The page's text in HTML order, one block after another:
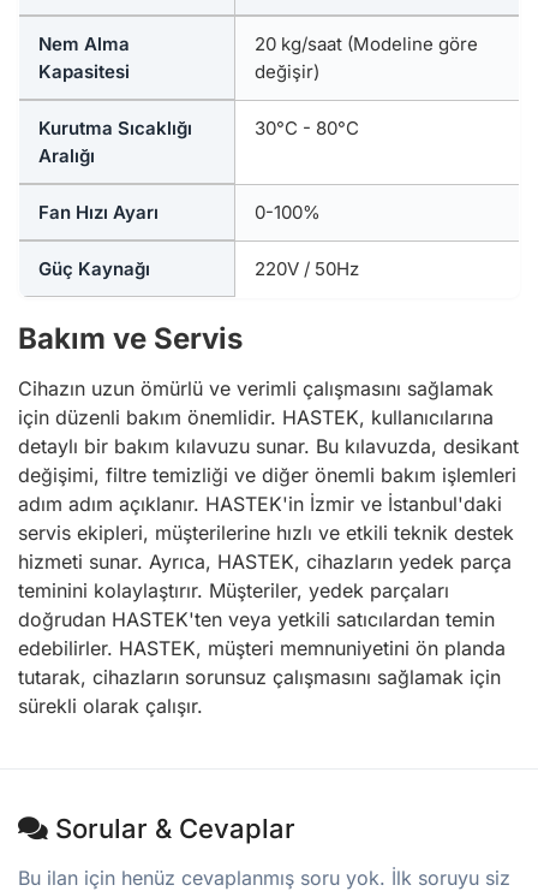
Nem Alma
Kapasitesi
20 kg/saat (Modeline göre
değişir)
Kurutma Sıcaklığı
Aralığı
30°C - 80°C
Fan Hızı Ayarı 0-100%
Güç Kaynağı 220V / 50Hz
Bakım ve Servis
Cihazın uzun ömürlü ve verimli çalışmasını sağlamak
için düzenli bakım önemlidir. HASTEK, kullanıcılarına
detaylı bir bakım kılavuzu sunar. Bu kılavuzda, desikant
değişimi, filtre temizliği ve diğer önemli bakım işlemleri
adım adım açıklanır. HASTEK'in İzmir ve İstanbul'daki
servis ekipleri, müşterilerine hızlı ve etkili teknik destek
hizmeti sunar. Ayrıca, HASTEK, cihazların yedek parça
teminini kolaylaştırır. Müşteriler, yedek parçaları
doğrudan HASTEK'ten veya yetkili satıcılardan temin
edebilirler. HASTEK, müşteri memnuniyetini ön planda
tutarak, cihazların sorunsuz çalışmasını sağlamak için
sürekli olarak çalışır.
Sorular & Cevaplar
Bu ilan için henüz cevaplanmış soru yok. İlk soruyu siz